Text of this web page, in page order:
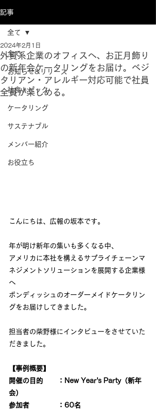
記事
全て
お知らせ&リリース
社食トピック
ケータリング
サステナブル
メンバー紹介
お役立ち
全て
外資系企業のオフィスへ、お正月飾り
の新年会ケータリングをお届け。ベジ
タリアン・アレルギー対応可能で社員
全員が楽しめる。
2024年2月1日
こんにちは、広報の坂本です。
年が明け新年の集いも多くなる中、
アメリカに本社を構えるサプライチェーンマ
ネジメントソリューションを展開する企業様
へ
ボンディッシュのオーダーメイドケータリン
グをお届けしてきました。
担当者の柴野様にインタビューをさせていた
だきました。
【事例概要】
開催の目的 　   ：New Year's Party（新年
会）
参加者 　   　　：60名